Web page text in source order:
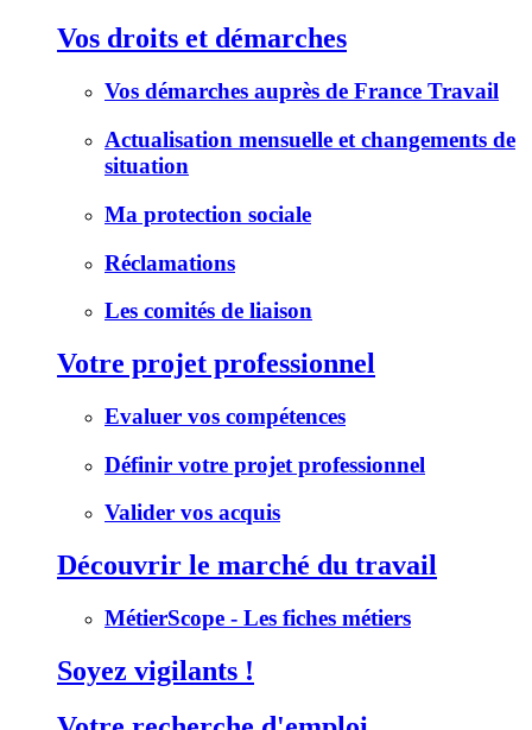
Vos droits et démarches
Vos démarches auprès de France Travail
Actualisation mensuelle et changements de
situation
Ma protection sociale
Réclamations
Les comités de liaison
Votre projet professionnel
Evaluer vos compétences
Définir votre projet professionnel
Valider vos acquis
Découvrir le marché du travail
MétierScope - Les fiches métiers
Soyez vigilants !